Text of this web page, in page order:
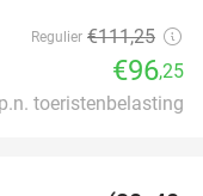
Regulier €111,25
€96,25
toeristenbelasting